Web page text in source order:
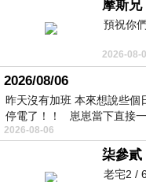
摩斯兄
預祝你
2026-08-
2026/08/06
昨天沒有加班 本來想說些個
停電了！！ 崽崽當下直接
2026-08-06
柒參
老宅2 /